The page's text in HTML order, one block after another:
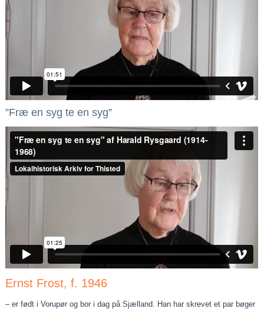
”Fræ en syg te en syg”
Ernst Frost, f. 1946
– er født i Vorupør og bor i dag på Sjælland. Han har skrevet et par bøger